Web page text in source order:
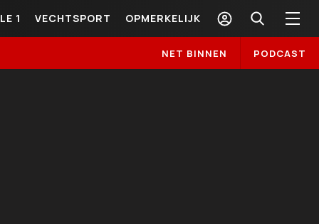
1 VECHTSPORT OPMERKELIJK
NET BINNEN PODCAST